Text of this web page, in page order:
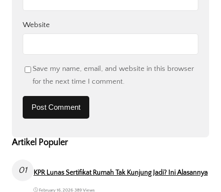
Website
Save my name, email, and website in this browser
for the next time I comment.
Artikel Populer
01 KPR Lunas Sertifikat Rumah Tak Kunjung Jadi? Ini Alasannya
February 16, 2026• 389 Views